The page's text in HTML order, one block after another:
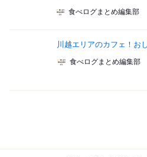
食べログまとめ編集部
川越エリアのカフェ！お
食べログまとめ編集部